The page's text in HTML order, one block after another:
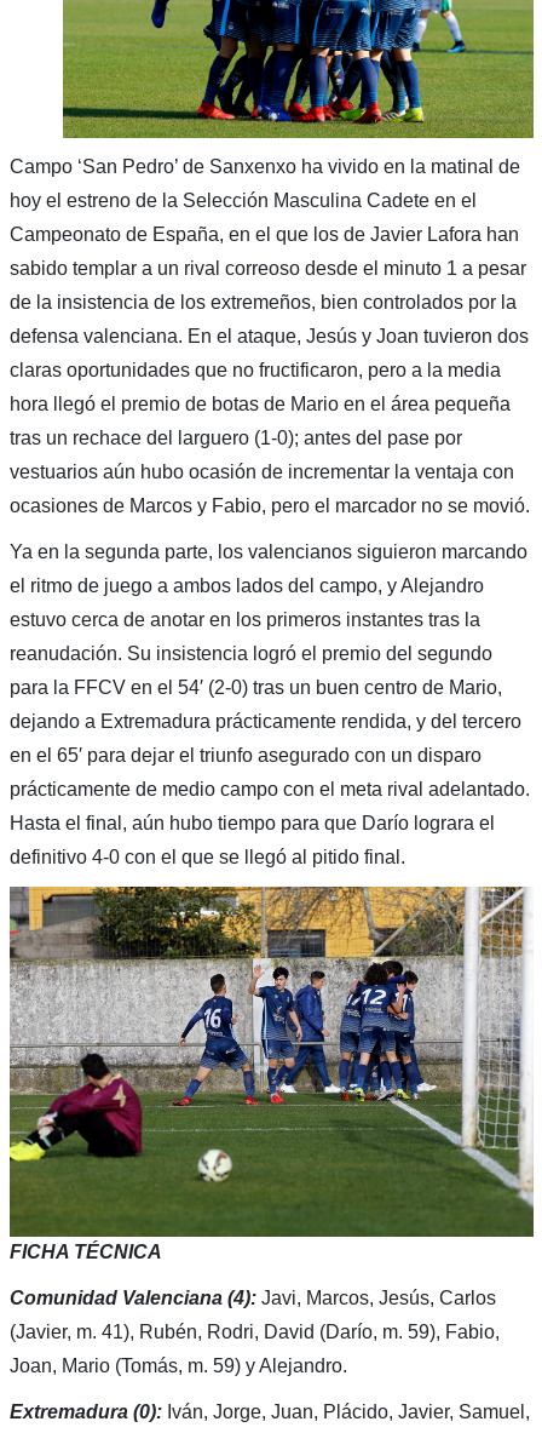
Campo ‘San Pedro’ de Sanxenxo ha vivido en la matinal de
hoy el estreno de la Selección Masculina Cadete en el
Campeonato de España, en el que los de Javier Lafora han
sabido templar a un rival correoso desde el minuto 1 a pesar
de la insistencia de los extremeños, bien controlados por la
defensa valenciana. En el ataque, Jesús y Joan tuvieron dos
claras oportunidades que no fructificaron, pero a la media
hora llegó el premio de botas de Mario en el área pequeña
tras un rechace del larguero (1-0); antes del pase por
vestuarios aún hubo ocasión de incrementar la ventaja con
ocasiones de Marcos y Fabio, pero el marcador no se movió.
Ya en la segunda parte, los valencianos siguieron marcando
el ritmo de juego a ambos lados del campo, y Alejandro
estuvo cerca de anotar en los primeros instantes tras la
reanudación. Su insistencia logró el premio del segundo
para la FFCV en el 54′ (2-0) tras un buen centro de Mario,
dejando a Extremadura prácticamente rendida, y del tercero
en el 65′ para dejar el triunfo asegurado con un disparo
prácticamente de medio campo con el meta rival adelantado.
Hasta el final, aún hubo tiempo para que Darío lograra el
definitivo 4-0 con el que se llegó al pitido final.
FICHA TÉCNICA
Comunidad Valenciana (4):Javi, Marcos, Jesús, Carlos
(Javier, m. 41), Rubén, Rodri, David (Darío, m. 59), Fabio,
Joan, Mario (Tomás, m. 59) y Alejandro.
Extremadura (0):Iván, Jorge, Juan, Plácido, Javier, Samuel,